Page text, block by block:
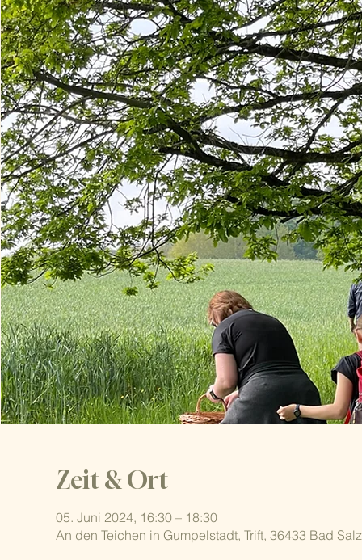
Zeit & Ort
05. Juni 2024, 16:30 – 18:30
An den Teichen in Gumpelstadt, Trift, 36433 Bad